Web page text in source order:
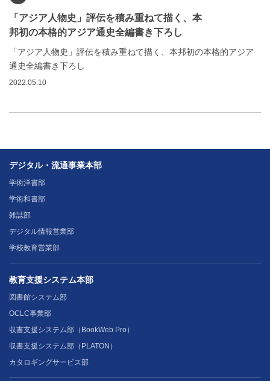
「アジア人物史」評伝を積み重ねて描く、本
邦初の本格的アジア通史全編書き下ろし
「アジア人物史」評伝を積み重ねて描く、本邦初の本格的アジア
通史全編書き下ろし
2022.05.10
デジタル・流通事業本部
学術洋書部
学術和書部
雑誌部
デジタル情報営業部
学校教育営業部
教育支援システム本部
図書館システム部
OCLC事業部
収書支援システム部（BookWeb Pro）
収書支援システム部（PLATON）
カタロギングサービス部